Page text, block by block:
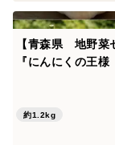
料理の脇役では
いいただけます。
【青森県 地野菜
『にんにくの王
お得なセット（白
200g+グリーン
約1.2kg